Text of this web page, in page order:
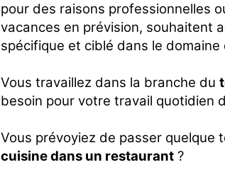
pour des raisons professionnelles
vacances en prévision, souhaitent
spécifique et ciblé dans le
Vous travaillez dans la branche du
besoin pour votre travail quotidien
Vous prévoyiez de passer quelque
cuisine dans un restaurant ?